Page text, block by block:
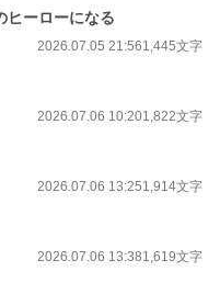
ヒーローになる
2026.07.05 21:561,445文字
2026.07.06 10:201,822文字
2026.07.06 13:251,914文字
2026.07.06 13:381,619文字